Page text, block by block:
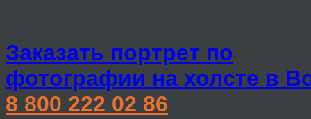
Заказать портрет по
фотографии на холсте в
8 800 222 02 86